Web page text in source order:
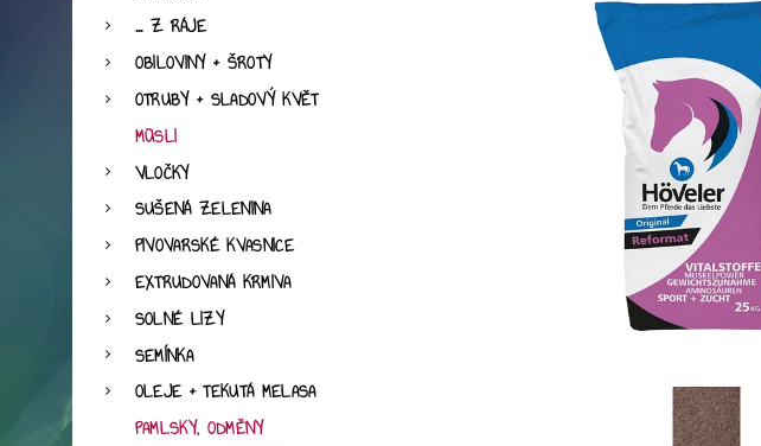
... Z RÁJE
OBILOVINY + ŠROTY
OTRUBY + SLADOVÝ KVĚT
MÜSLI
VLOČKY
SUŠENÁ ZELENINA
PIVOVARSKÉ KVASNICE
EXTRUDOVANÁ KRMIVA
SOLNÉ LIZY
SEMÍNKA
OLEJE + TEKUTÁ MELASA
PAMLSKY, ODMĚNY